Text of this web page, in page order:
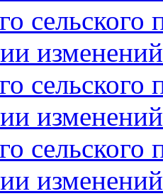
сельского
сельского
сельского